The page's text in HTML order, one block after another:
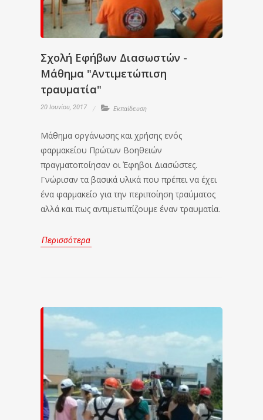
Σχολή Εφήβων Διασωστών -
Μάθημα "Αντιμετώπιση
τραυματία"
20 Ιουνίου, 2017 Εκπαίδευση
Μάθημα οργάνωσης και χρήσης ενός
φαρμακείου Πρώτων Βοηθειών
πραγματοποίησαν οι Έφηβοι Διασώστες.
Γνώρισαν τα βασικά υλικά που πρέπει να έχει
ένα φαρμακείο για την περιποίηση τραύματος
αλλά και πως αντιμετωπίζουμε έναν τραυματία.
Περισσότερα